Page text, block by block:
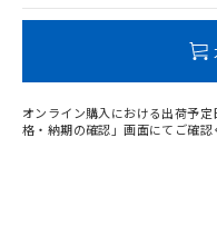
オンライン購入における出荷予
格・納期の確認」画面にてご確認